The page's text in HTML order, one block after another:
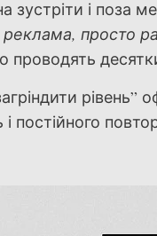
зустріти і поза
реклама, просто
проводять
постійного